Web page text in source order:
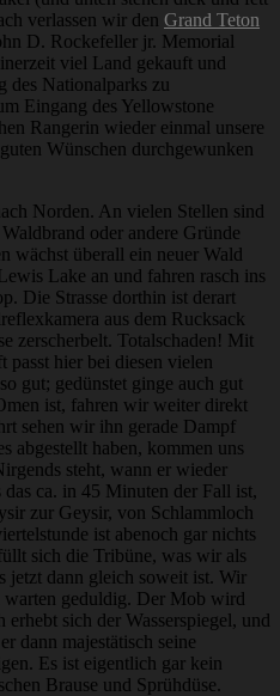
verlassen wir den Grand Teton
D. Rockefeller jr. Memorial
viel Land gekauft und
des Nationalparks zu
Eingang des Yellowstone
Rangerin wieder einmal unsere
Wünschen durchgewunken
Norden. An vielen Stellen sind
oder andere Gründe
wächst überall ein neuer Wald
Lake an und fahren rasch ins
Die Strasse dorthin ist derart
aus dem Rucksack
zerscherbelt. Totalschaden! Mit
passt hier bei diesen vielen
gut; gedünstet ginge auch gut
ist, fahren wir weiter direkt
sehen wir ihn gerade Dampf
abgestellt haben, kommen uns
steht, wann er wieder
ca. in 45 Minuten der Fall ist,
zur Geysir, von Schlammloch
ist abenoch gar nichts
sich die Tribüne, was wir als
jetzt dann gleich soweit ist. Wir
warten geduldig. Der Mob wird
sich der Wasserspiegel, und
dann majestätisch seine
Es ist eigentlich gar kein
Brause und Sprühdüse.